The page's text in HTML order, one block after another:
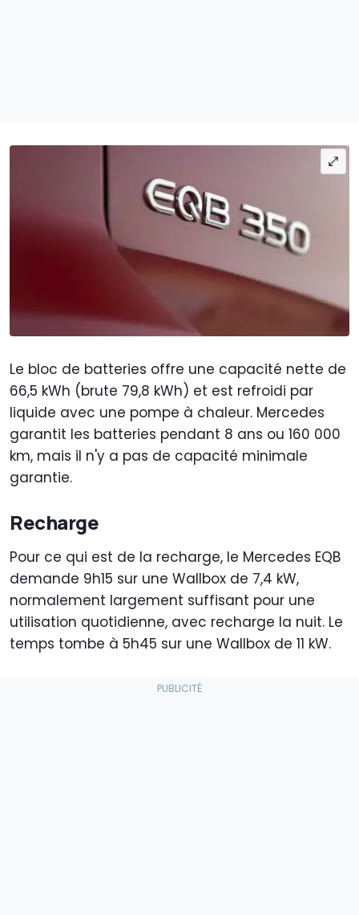
Le bloc de batteries offre une capacité nette de
66,5 kWh (brute 79,8 kWh) et est refroidi par
liquide avec une pompe à chaleur. Mercedes
garantit les batteries pendant 8 ans ou 160 000
km, mais il n'y a pas de capacité minimale
garantie.
Recharge
Pour ce qui est de la recharge, le Mercedes EQB
demande 9h15 sur une Wallbox de 7,4 kW,
normalement largement suffisant pour une
utilisation quotidienne, avec recharge la nuit. Le
temps tombe à 5h45 sur une Wallbox de 11 kW.